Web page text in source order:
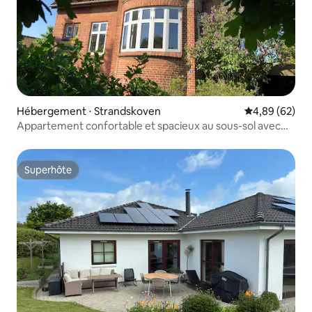
Hébergement ⋅ Strandskoven Évaluation
4,89 (62)
Appartement confortable et spacieux au sous-sol avec
Superhôte
Superhôte